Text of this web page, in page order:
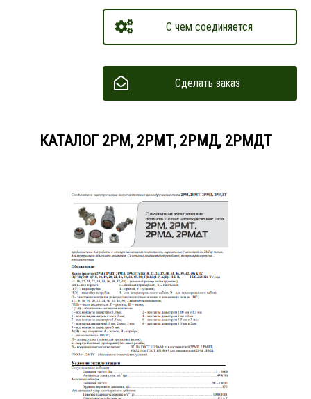
С чем соединяется
Сделать заказ
КАТАЛОГ 2РМ, 2РМТ, 2РМД, 2РМДТ